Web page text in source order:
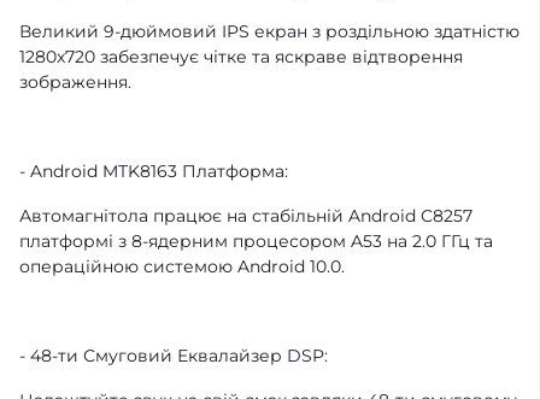
Великий 9-дюймовий IPS екран з роздільною здатністю
1280x720 забезпечує чітке та яскраве відтворення
зображення.
- Android MTK8163 Платформа:
Автомагнітола працює на стабільній Android C8257
платформі з 8-ядерним процесором A53 на 2.0 ГГц та
операційною системою Android 10.0.
- 48-ти Смуговий Еквалайзер DSP: